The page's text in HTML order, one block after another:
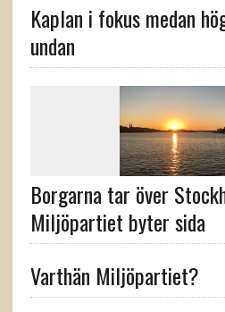
Kaplan i fokus medan
undan
Borgarna tar över
Miljöpartiet byter sida
Varthän Miljöpartiet?